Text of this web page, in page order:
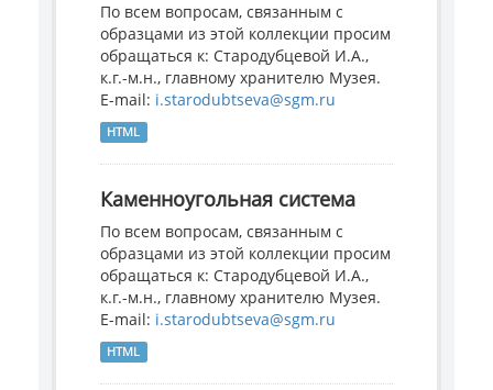
По всем вопросам, связанным с
образцами из этой коллекции просим
обращаться к: Стародубцевой И.А.,
к.г.-м.н., главному хранителю Музея.
E-mail: i.starodubtseva@sgm.ru
HTML
Каменноугольная система
По всем вопросам, связанным с
образцами из этой коллекции просим
обращаться к: Стародубцевой И.А.,
к.г.-м.н., главному хранителю Музея.
E-mail: i.starodubtseva@sgm.ru
HTML